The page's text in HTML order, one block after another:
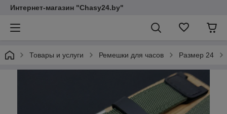
Интернет-магазин "Chasy24.by"
Товары и услуги Ремешки для часов Размер 24